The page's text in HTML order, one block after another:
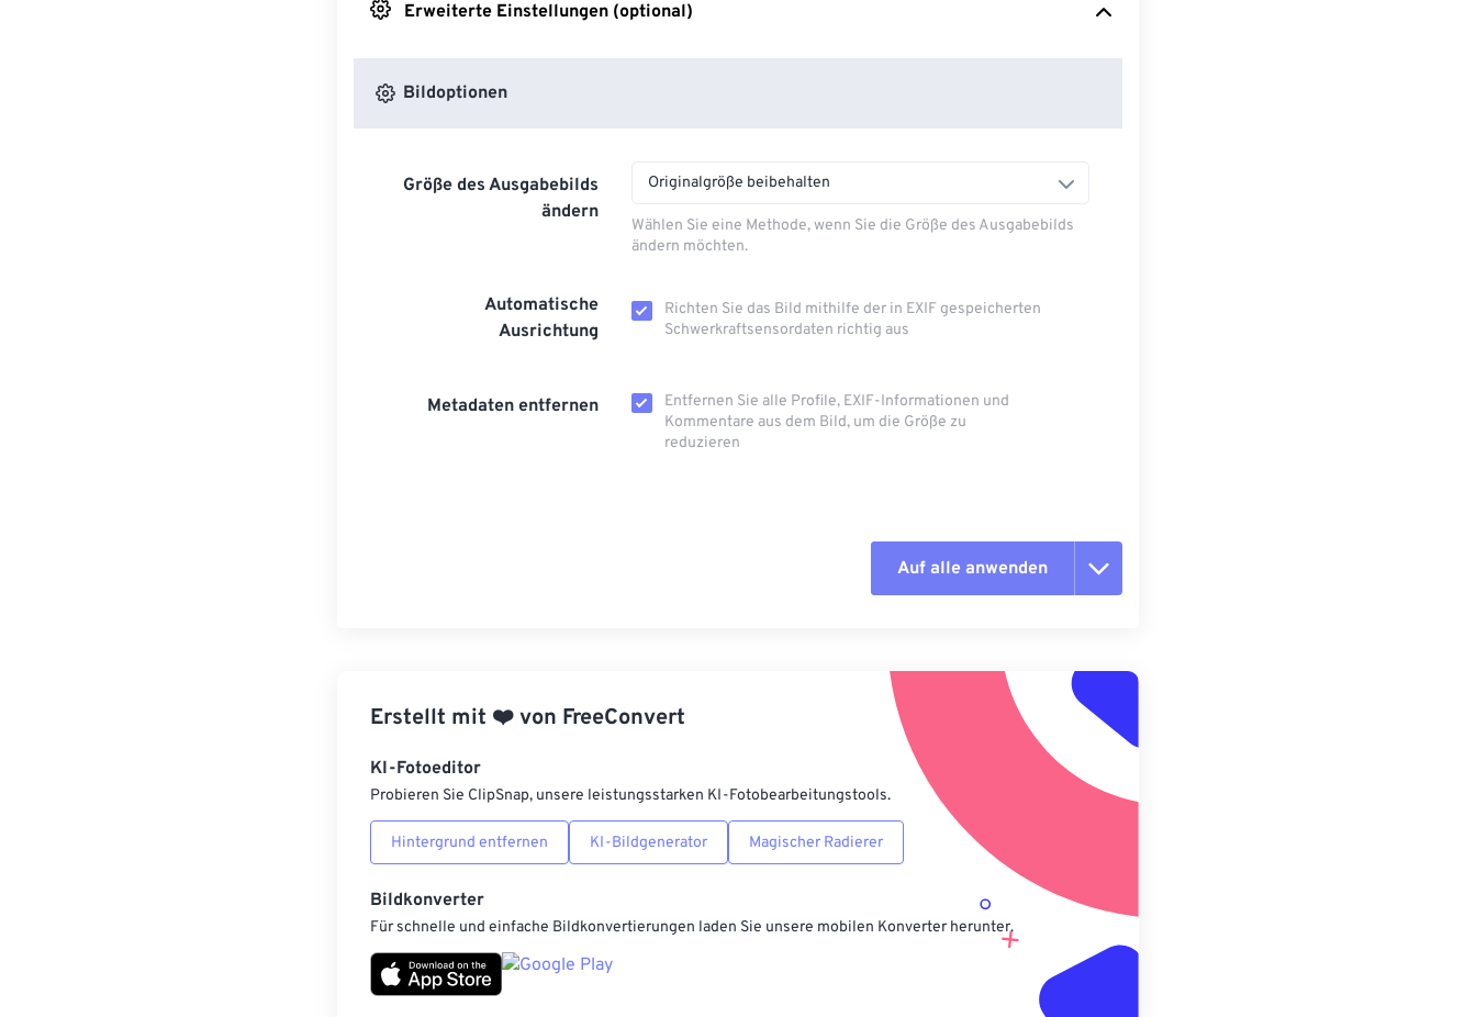
Erweiterte Einstellungen (optional)
Bildoptionen
Größe des Ausgabebilds
ändern
Originalgröße beibehalten
Wählen Sie eine Methode, wenn Sie die Größe des Ausgabebilds
ändern möchten.
Automatische
Ausrichtung
Richten Sie das Bild mithilfe der in EXIF ​​gespeicherten
Schwerkraftsensordaten richtig aus
Metadaten entfernen
Entfernen Sie alle Profile, EXIF-Informationen und
Kommentare aus dem Bild, um die Größe zu
reduzieren
Auf alle anwenden
Aus Vorgabe anwenden
Als Vorgabe speichern
Erstellt mit ❤️von FreeConvert
KI-Fotoeditor
Probieren Sie ClipSnap, unsere leistungsstarken KI-Fotobearbeitungstools.
Hintergrund entfernen KI-Bildgenerator Magischer Radierer
Bildkonverter
Für schnelle und einfache Bildkonvertierungen laden Sie unsere mobilen Konverter herunter.